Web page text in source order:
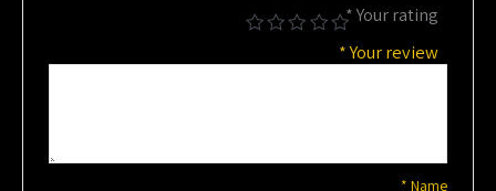
Your rating
*
Your review
*
Name
*